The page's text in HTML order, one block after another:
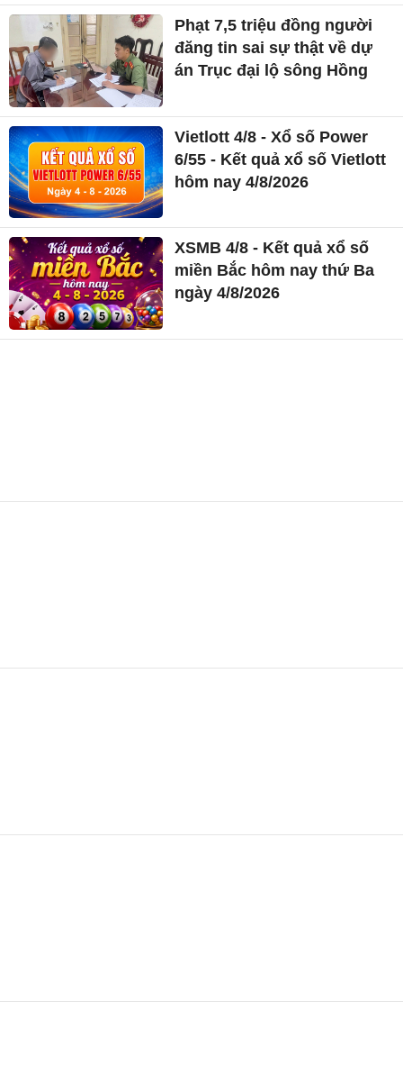
Phạt 7,5 triệu đồng người
đăng tin sai sự thật về dự
án Trục đại lộ sông Hồng
Vietlott 4/8 - Xổ số Power
6/55 - Kết quả xổ số Vietlott
hôm nay 4/8/2026
XSMB 4/8 - Kết quả xổ số
miền Bắc hôm nay thứ Ba
ngày 4/8/2026